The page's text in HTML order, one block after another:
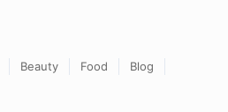
Beauty Food
Blog